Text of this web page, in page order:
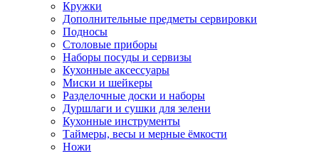
Кружки
Дополнительные предметы сервировки
Подносы
Столовые приборы
Наборы посуды и сервизы
Кухонные аксессуары
Миски и шейкеры
Разделочные доски и наборы
Дуршлаги и сушки для зелени
Кухонные инструменты
Таймеры, весы и мерные ёмкости
Ножи